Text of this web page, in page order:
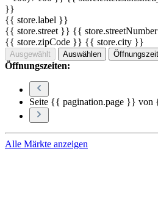
}}
{{ store.label }}
{{ store.street }} {{
{{ store.zipCode }} {{ store.city }}
Ausgewählt Auswählen
Öffnungszeiten:
Seite {{ pagination.page }}
Alle Märkte anzeigen